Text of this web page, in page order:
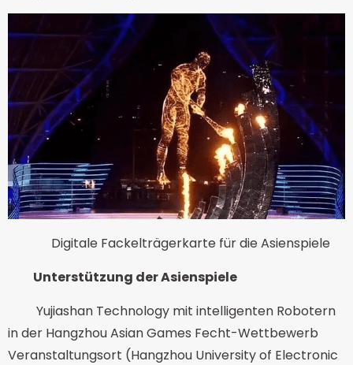
Digitale Fackelträgerkarte für die Asienspiele
Unterstützung der Asienspiele
Yujiashan Technology mit intelligenten Robotern
in der Hangzhou Asian Games Fecht-Wettbewerb
Veranstaltungsort (Hangzhou University of Electronic